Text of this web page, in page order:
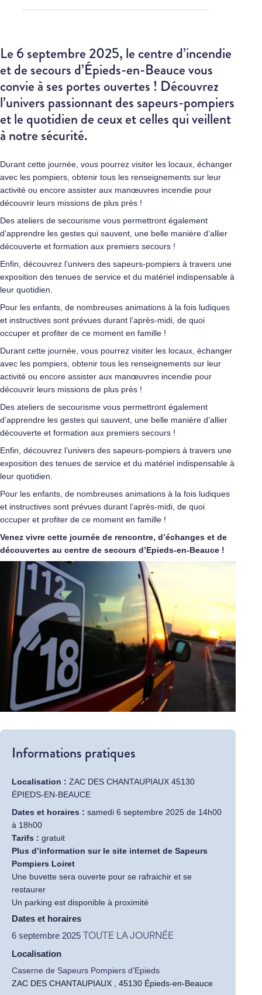
Le 6 septembre 2025, le centre d’incendie
et de secours d’Épieds-en-Beauce vous
convie à ses portes ouvertes ! Découvrez
l’univers passionnant des sapeurs-pompiers
et le quotidien de ceux et celles qui veillent
à notre sécurité.
Durant cette journée, vous pourrez visiter les locaux, échanger
avec les pompiers, obtenir tous les renseignements sur leur
activité ou encore assister aux manœuvres incendie pour
découvrir leurs missions de plus près !
Des ateliers de secourisme vous permettront également
d’apprendre les gestes qui sauvent, une belle manière d’allier
découverte et formation aux premiers secours !
Enfin, découvrez l’univers des sapeurs-pompiers à travers une
exposition des tenues de service et du matériel indispensable à
leur quotidien.
Pour les enfants, de nombreuses animations à la fois ludiques
et instructives sont prévues durant l’après-midi, de quoi
occuper et profiter de ce moment en famille !
Durant cette journée, vous pourrez visiter les locaux, échanger
avec les pompiers, obtenir tous les renseignements sur leur
activité ou encore assister aux manœuvres incendie pour
découvrir leurs missions de plus près !
Des ateliers de secourisme vous permettront également
d’apprendre les gestes qui sauvent, une belle manière d’allier
découverte et formation aux premiers secours !
Enfin, découvrez l’univers des sapeurs-pompiers à travers une
exposition des tenues de service et du matériel indispensable à
leur quotidien.
Pour les enfants, de nombreuses animations à la fois ludiques
et instructives sont prévues durant l’après-midi, de quoi
occuper et profiter de ce moment en famille !
Venez vivre cette journée de rencontre, d’échanges et de
découvertes au centre de secours d’Epieds-en-Beauce !
Informations pratiques
Localisation : ZAC DES CHANTAUPIAUX 45130
ÉPIEDS-EN-BEAUCE
Dates et horaires : samedi 6 septembre 2025 de 14h00
à 18h00
Tarifs : gratuit
Plus d’information sur le site internet de Sapeurs
Pompiers Loiret
Une buvette sera ouverte pour se rafraichir et se
restaurer
Un parking est disponible à proximité
Dates et horaires
6 septembre 2025
TOUTE LA JOURNÉE
Localisation
Caserne de Sapeurs Pompiers d’Epieds
ZAC DES CHANTAUPIAUX , 45130 Épieds-en-Beauce